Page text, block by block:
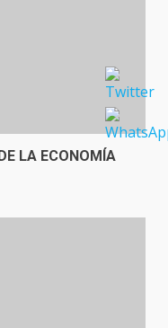
LA ECONOMÍA